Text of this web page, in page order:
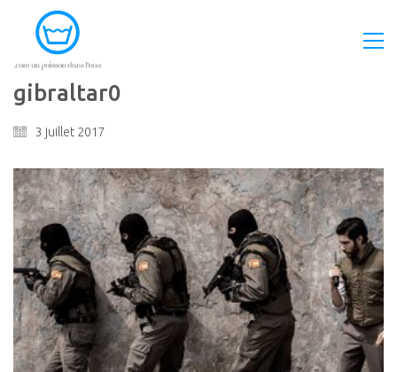
gibraltar0
3 juillet 2017